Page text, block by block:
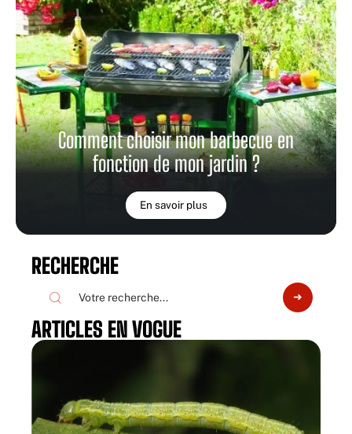
Comment choisir mon barbecue en
fonction de mon jardin ?
En savoir plus
RECHERCHE
ARTICLES EN VOGUE